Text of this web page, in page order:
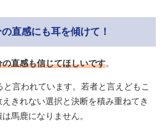
直感にも耳を傾けて！
直感も信じてほしいです。
言われています。若者と言えどもこ
きれない選択と決断を積み重ねてき
馬鹿になりません。